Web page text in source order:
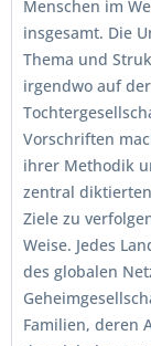
Menschen im
insgesamt. Die
Thema und
irgendwo auf
Vorschriften
ihrer Methodik
zentral
Ziele zu
Weise. Jedes
des globalen
Familien, deren